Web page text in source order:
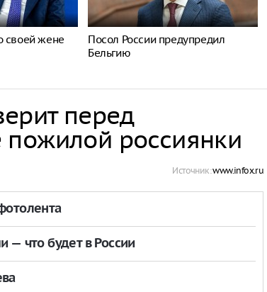
своей жене
Посол России предупредил
Бельгию
перед
пожилой россиянки
Источник:www.infox.ru
— что будет в России